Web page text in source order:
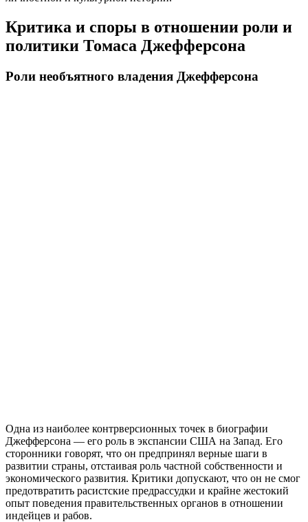
Критика и споры в отношении роли и
политики Томаса Джефферсона
Роли необъятного владения Джефферсона
Одна из наиболее контрверсионных точек в биографии
Джефферсона — его роль в экспансии США на Запад. Его
сторонники говорят, что он предпринял верные шаги в
развитии страны, отстаивая роль частной собственности и
экономического развития. Критики допускают, что он не смог
предотвратить расистские предрассудки и крайне жестокий
опыт поведения правительственных органов в отношении
индейцев и рабов.